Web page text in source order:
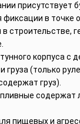
присутствует
фиксации в точке
строительстве,
корпуса с
груза (только
груз).
содержат
пищевых и